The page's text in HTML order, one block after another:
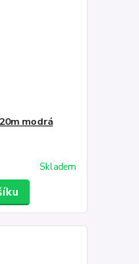
modrá
Skladem